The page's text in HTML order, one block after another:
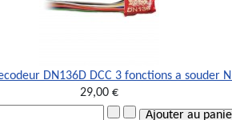
DN136D DCC 3 fonctions a souder
29,00 €